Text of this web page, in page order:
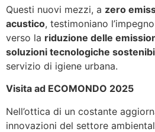
Questi nuovi mezzi, a zero
acustico, testimoniano
verso la riduzione delle
soluzioni tecnologiche
servizio di igiene urbana.
Visita ad ECOMONDO 2025
Nell’ottica di un costante
innovazioni del settore